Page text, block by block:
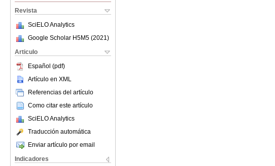
Revista
SciELO Analytics
Google Scholar H5M5 (2021 )
Articulo
Español (pdf)
Artículo en XML
Referencias del artículo
Como citar este artículo
SciELO Analytics
Traducción automática
Enviar artículo por email
Indicadores